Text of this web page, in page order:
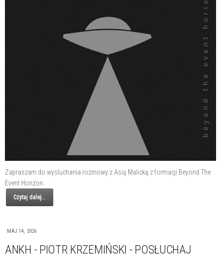
Zapraszam do wysluchania rozmowy z Asią Malicką z formacji Beyond The
Event Horizon.
Czytaj dalej...
MAJ 14, 2026
ANKH - PIOTR KRZEMIŃSKI - POSŁUCHAJ